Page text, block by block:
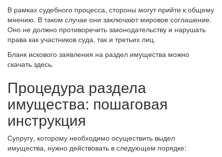
В рамках судебного процесса, стороны могут прийти к общему
мнению. В таком случае они заключают мировое соглашение.
Оно не должно противоречить законодательству и нарушать
права как участников суда, так и третьих лиц.
Бланк искового заявления на раздел имущества можно
скачать здесь.
Процедура раздела
имущества: пошаговая
инструкция
Супругу, которому необходимо осуществить выдел
имущества, нужно действовать в следующем порядке: